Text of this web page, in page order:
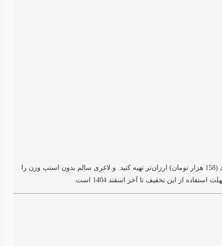
: با اعمال این کد تخفیف می‌توانید بسته یک، دو، سه و چهار ماهه رژیم فستینگ دکتر کرمانی، مرجع رژیم غذایی سالم را 20 درصد (158 هزار تومان) ارزان‌تر تهیه کنید. و لاغری سالم بدون استپ وزن را